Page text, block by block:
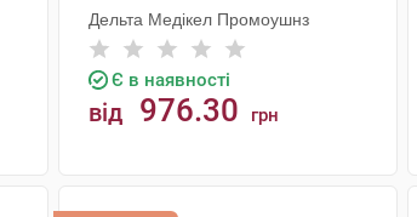
Дельта Медікел Промоушнз
Є в наявності
від 976.30 грн